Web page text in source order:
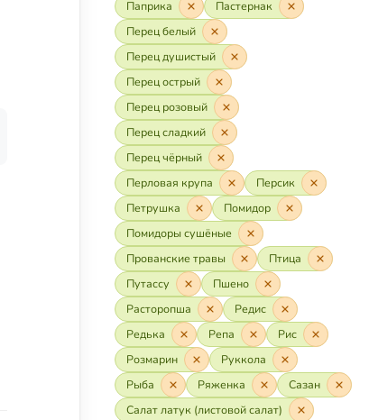
Паприка
Пастернак
Перец белый
Перец душистый
Перец острый
Перец розовый
Перец сладкий
Перец чёрный
Перловая крупа
Персик
Петрушка
Помидор
Помидоры сушёные
Прованские травы
Птица
Путассу
Пшено
Расторопша
Редис
Редька
Репа
Рис
Розмарин
Руккола
Рыба
Ряженка
Сазан
Салат латук (листовой салат)